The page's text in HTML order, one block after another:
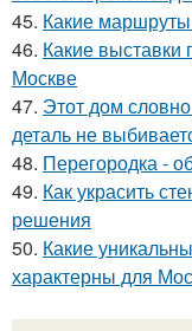
45. Какие
46. Какие выставки
Москве
47. Этот дом
деталь не
48. Перегородка -
49. Как украсить
решения
50. Какие
характерны для